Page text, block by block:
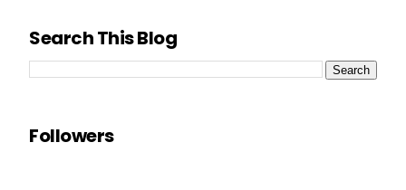
Search This Blog
Followers